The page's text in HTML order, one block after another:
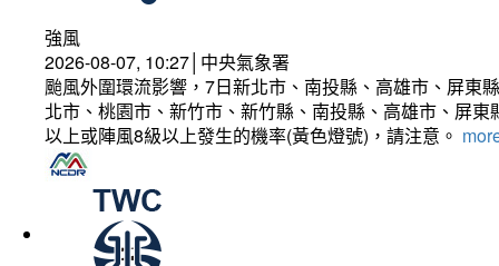
強風
2026-08-07, 10:27│中央氣象署
颱風外圍環流影響，7日新北市、南投縣、高雄市、屏東
北市、桃園市、新竹市、新竹縣、南投縣、高雄市、屏
以上或陣風8級以上發生的機率(黃色燈號)，請注意。